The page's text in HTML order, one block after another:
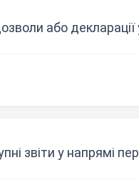
або декларації
звіти у напрямі